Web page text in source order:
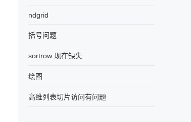
ndgrid
括号问题
sortrow 现在缺失
绘图
高维列表切片访问有问题